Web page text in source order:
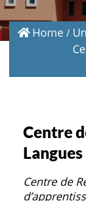
Home
Centre
Langues
Centre de